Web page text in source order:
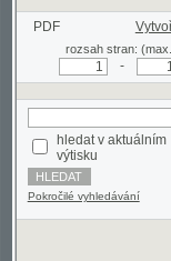
rozsah stran: (max.
výtisku
Pokročilé vyhledávání